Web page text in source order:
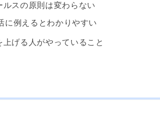
スの原則は変わらない
に例えるとわかりやすい
げる人がやっていること